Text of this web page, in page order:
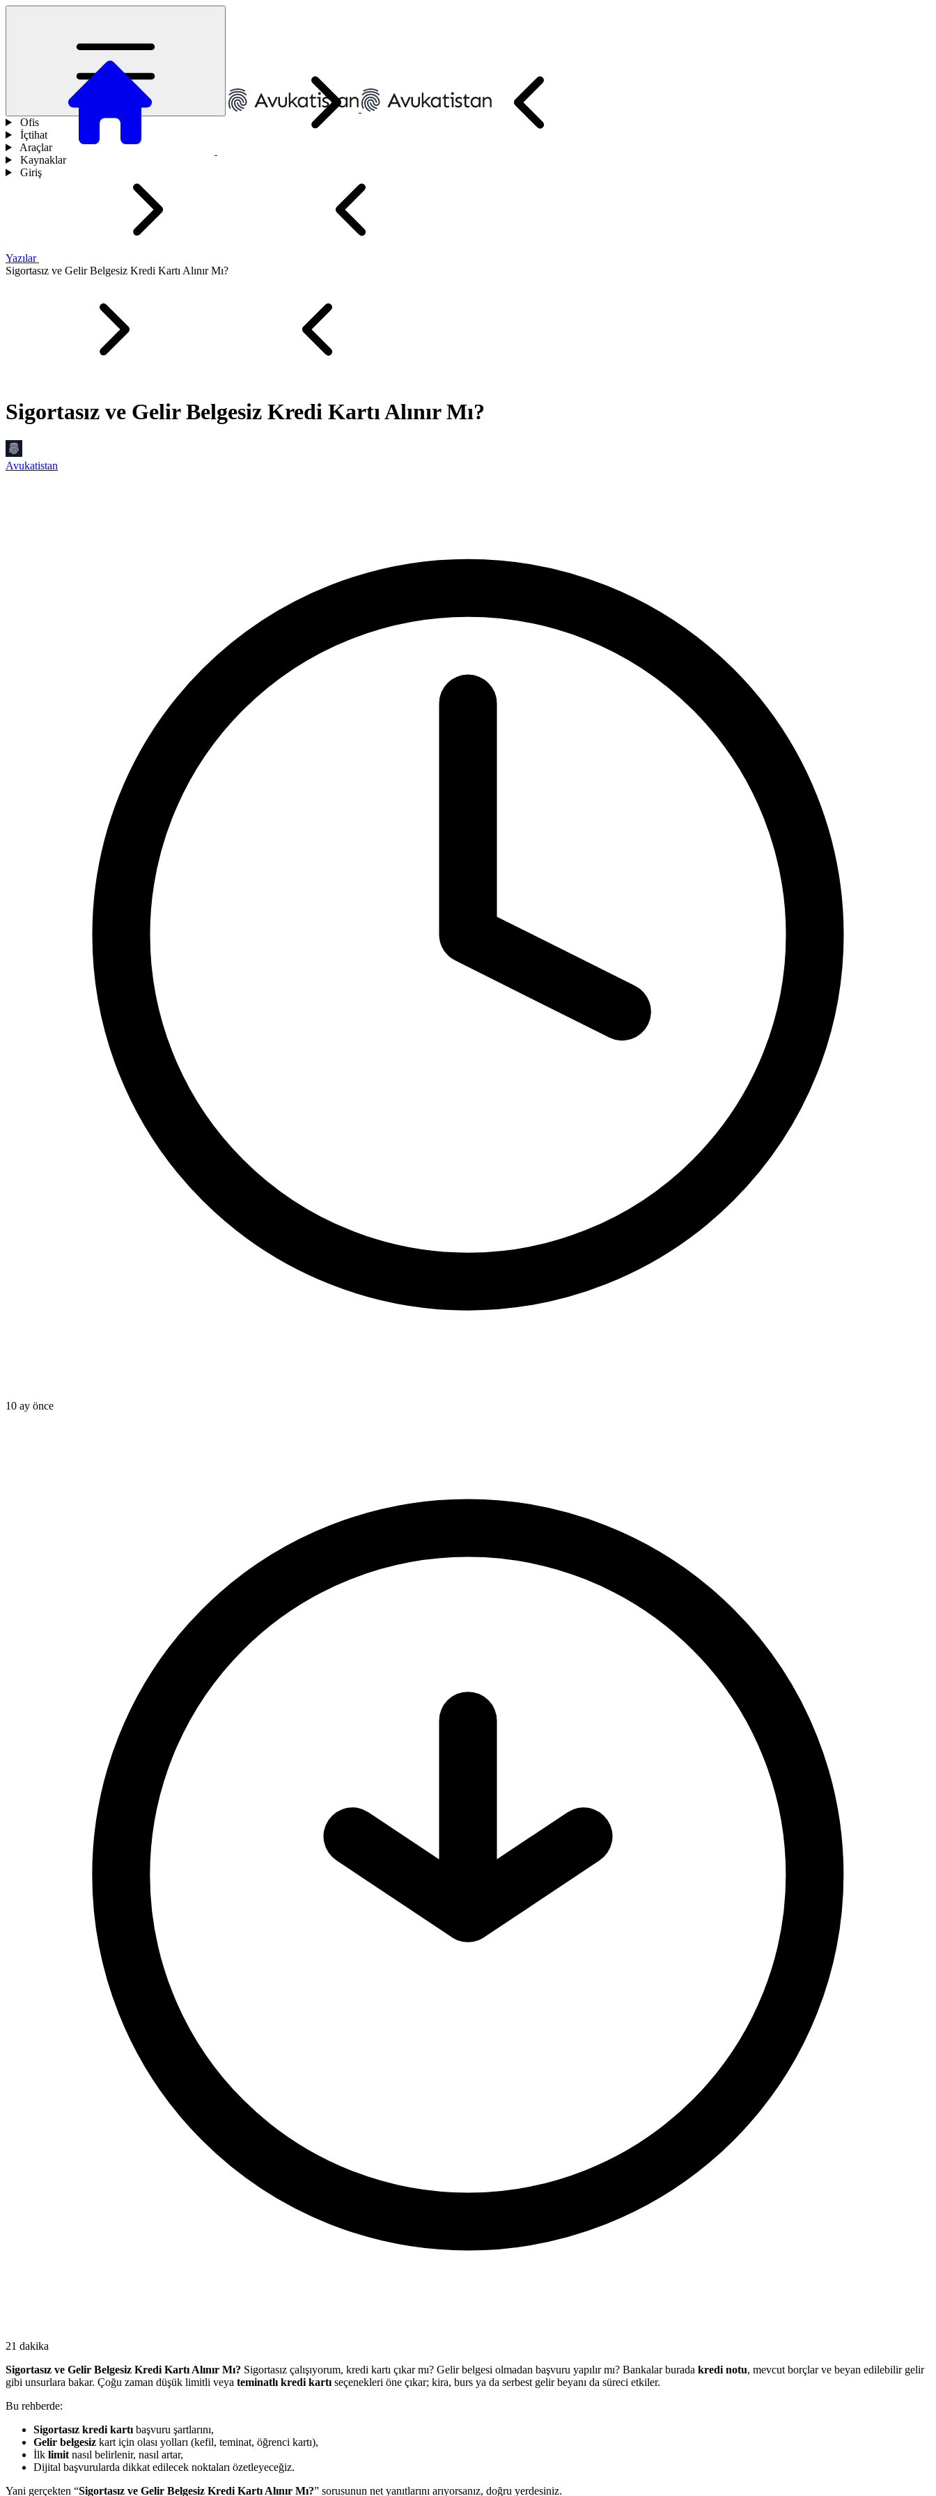
Ofis
İçtihat
Araçlar
Kaynaklar
Giriş
Yazılar
Sigortasız ve Gelir Belgesiz Kredi Kartı Alınır Mı?
Sigortasız ve Gelir Belgesiz Kredi Kartı Alınır Mı?
Avukatistan
10 ay önce
21 dakika
Sigortasız ve Gelir Belgesiz Kredi Kartı Alınır Mı? Sigortasız çalışıyorum, kredi kartı çıkar mı? Gelir belgesi olmadan başvuru yapılır mı? Bankalar burada kredi notu, mevcut borçlar ve beyan edilebilir gelir
gibi unsurlara bakar. Çoğu zaman düşük limitli veya teminatlı kredi kartı seçenekleri öne çıkar; kira, burs ya da serbest gelir beyanı da süreci etkiler.
Bu rehberde:
Sigortasız kredi kartı başvuru şartlarını,
Gelir belgesiz kart için olası yolları (kefil, teminat, öğrenci kartı),
İlk limit nasıl belirlenir, nasıl artar,
Dijital başvurularda dikkat edilecek noktaları özetleyeceğiz.
Yani gerçekten “Sigortasız ve Gelir Belgesiz Kredi Kartı Alınır Mı?” sorusunun net yanıtlarını arıyorsanız, doğru yerdesiniz.